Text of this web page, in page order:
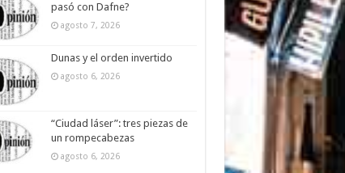
pasó con Dafne?
agosto 7, 2026
Dunas y el orden invertido
agosto 6, 2026
“Ciudad láser”: tres piezas de
un rompecabezas
agosto 6, 2026